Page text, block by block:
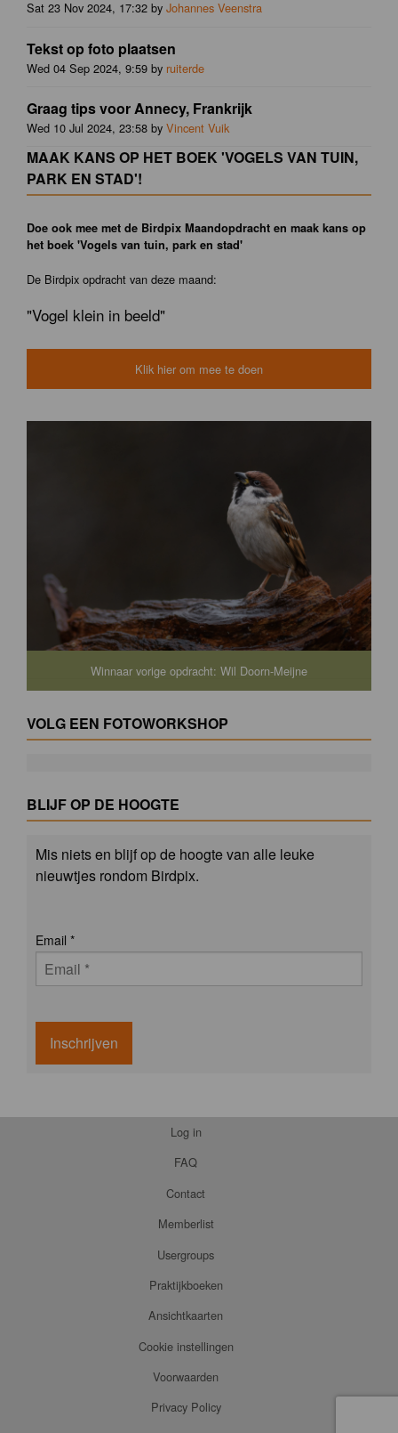
Sat 23 Nov 2024, 17:32 by Johannes Veenstra
Tekst op foto plaatsen
Wed 04 Sep 2024, 9:59 by ruiterde
Graag tips voor Annecy, Frankrijk
Wed 10 Jul 2024, 23:58 by Vincent Vuik
MAAK KANS OP HET BOEK 'VOGELS VAN TUIN,
PARK EN STAD'!
Doe ook mee met de Birdpix Maandopdracht en maak kans op
het boek 'Vogels van tuin, park en stad'
De Birdpix opdracht van deze maand:
"Vogel klein in beeld"
Klik hier om mee te doen
Winnaar vorige opdracht: Wil Doorn-Meijne
VOLG EEN FOTOWORKSHOP
BLIJF OP DE HOOGTE
Mis niets en blijf op de hoogte van alle leuke
nieuwtjes rondom Birdpix.
Email *
Inschrijven
Log in
FAQ
Contact
Memberlist
Usergroups
Praktijkboeken
Ansichtkaarten
Cookie instellingen
Voorwaarden
Privacy Policy